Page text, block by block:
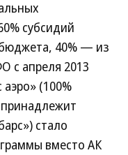
субсидий
40% — из
с апреля 2013
(100%
стало
вместо АК